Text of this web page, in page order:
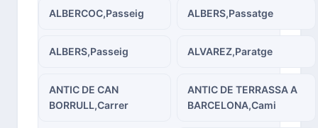
ALBERCOC,Passeig ALBERS,Passatge
ALBERS,Passeig ALVAREZ,Paratge
ANTIC DE CAN
BORRULL,Carrer
ANTIC DE TERRASSA A
BARCELONA,Cami